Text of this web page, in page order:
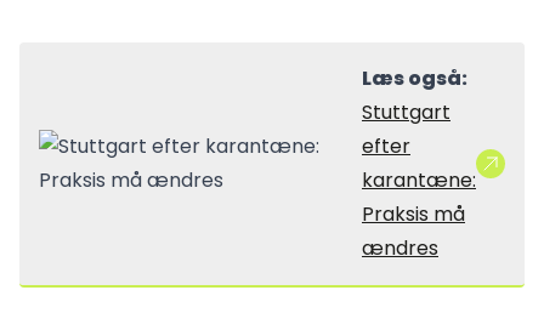
Læs også:
Stuttgart
efter
karantæne:
Praksis må
ændres